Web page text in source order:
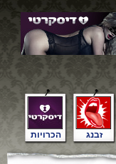
הכרויות זבנג